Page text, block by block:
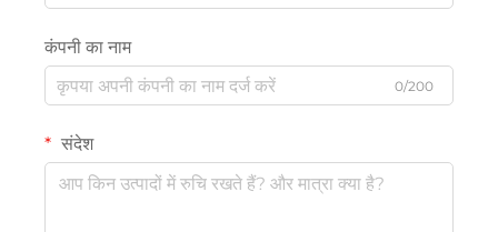
कंपनी का नाम
0/200
संदेश